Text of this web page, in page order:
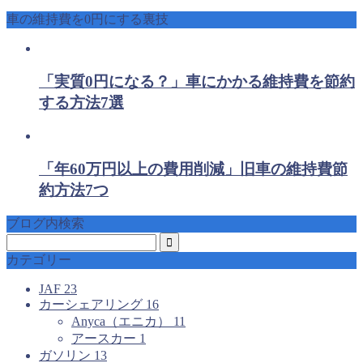
車の維持費を0円にする裏技
「実質0円になる？」車にかかる維持費を節約
する方法7選
「年60万円以上の費用削減」旧車の維持費節
約方法7つ
ブログ内検索
カテゴリー
JAF 23
カーシェアリング 16
Anyca（エニカ） 11
アースカー 1
ガソリン 13